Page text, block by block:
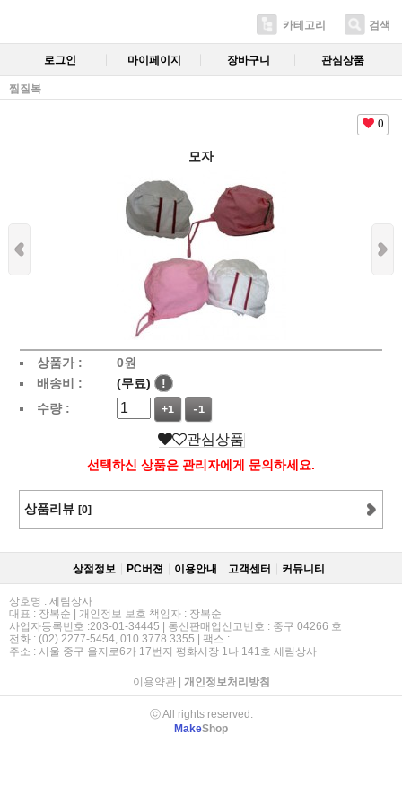
카테고리 검색
로그인 마이페이지 장바구니 관심상품
찜질복
0
모자
상품가 : 0원
배송비 :
(무료)
!
수량 :
+1 -1
관심상품
선택하신 상품은 관리자에게 문의하세요.
상품리뷰 [0]
상점정보 PC버젼 이용안내 고객센터 커뮤니티
상호명 : 세림상사
대표 : 장복순 | 개인정보 보호 책임자 : 장복순
사업자등록번호 :203-01-34445 | 통신판매업신고번호 : 중구 04266 호
전화 : (02) 2277-5454, 010 3778 3355 | 팩스 :
주소 : 서울 중구 을지로6가 17번지 평화시장 1나 141호 세림상사
이용약관| 개인정보처리방침
ⓒ All rights reserved.
MakeShop